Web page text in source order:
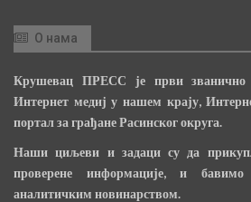
О нама
Крушевац ПРЕСС је први званично
Интернет медиј у нашем крају,
портал за грађане Расинског округа.
Наши циљеви и задаци су да
проверене информације, и
аналитичким новинарством.